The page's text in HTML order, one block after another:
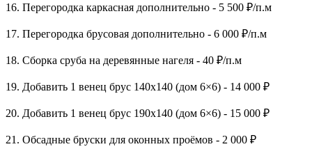
16. Перегородка каркасная дополнительно - 5 500 ₽/п.м
17. Перегородка брусовая дополнительно - 6 000 ₽/п.м
18. Сборка сруба на деревянные нагеля - 40 ₽/п.м
19. Добавить 1 венец брус 140х140 (дом 6×6) - 14 000 ₽
20. Добавить 1 венец брус 190х140 (дом 6×6) - 15 000 ₽
21. Обсадные бруски для оконных проёмов - 2 000 ₽